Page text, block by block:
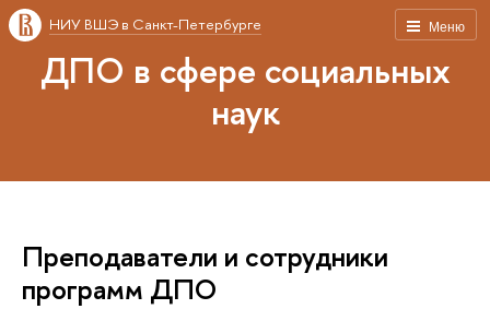
Меню
НИУ ВШЭ в Санкт-Петербурге
ДПО в сфере социальных
наук
Преподаватели и сотрудники
программ ДПО